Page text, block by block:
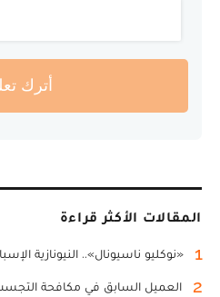
أترك
المقالات الأكثر قراءة
1 «نوكليو ناسيونال».. النيونازية
2
العميل السابق في مكافحة